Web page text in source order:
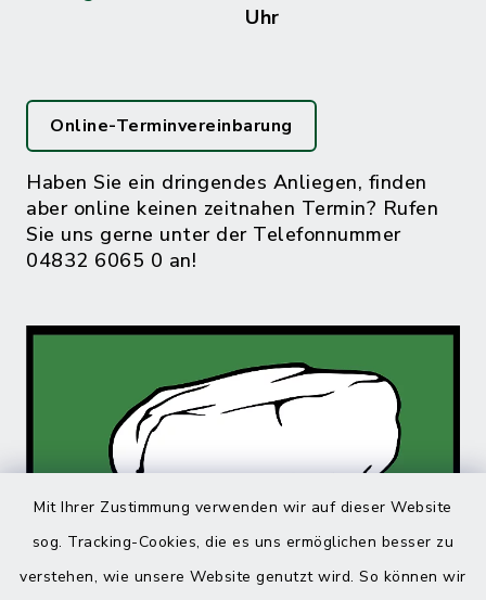
Mit Ihrer Zustimmung verwenden wir auf dieser Website
sog. Tracking-Cookies, die es uns ermöglichen besser zu
verstehen, wie unsere Website genutzt wird. So können wir
Uhr
Online-Terminvereinbarung
Haben Sie ein dringendes Anliegen, finden
aber online keinen zeitnahen Termin? Rufen
Sie uns gerne unter der Telefonnummer
04832 6065 0 an!